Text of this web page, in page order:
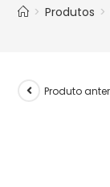
> Produtos >
Produto